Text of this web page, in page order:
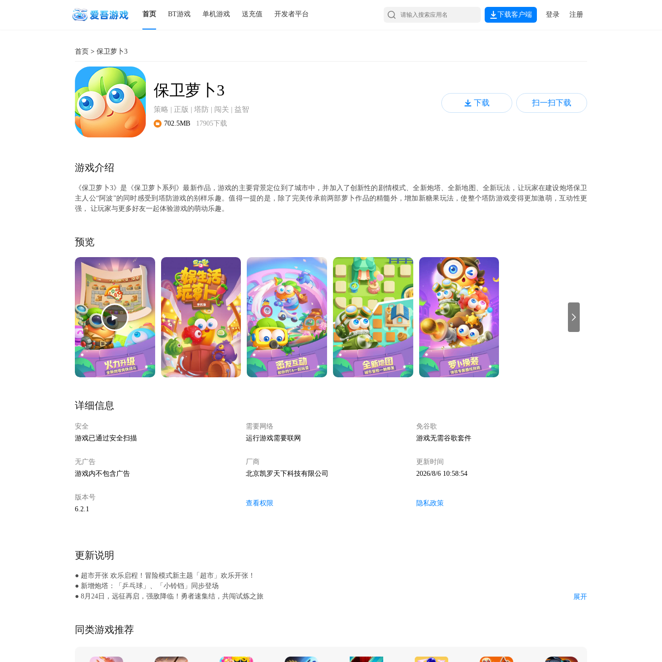
首页 BT游戏 单机游戏 送充值 开发者平台 下载客户端 登录 注册
首页 > 保卫萝卜3
保卫萝卜3
策略 | 正版 | 塔防 | 闯关 | 益智
702.5MB 17905下载
下载 扫一扫下载
游戏介绍
《保卫萝卜3》是《保卫萝卜系列》最新作品，游戏的主要背景定位到了城市中，并加入了创新性的剧情模式、全新炮塔、全新地图、全新玩法，让玩家在建设炮塔保卫
主人公“阿波”的同时感受到塔防游戏的别样乐趣。值得一提的是，除了完美传承前两部萝卜作品的精髓外，增加新糖果玩法，使整个塔防游戏变得更加激萌，互动性更
强， 让玩家与更多好友一起体验游戏的萌动乐趣。
预览
详细信息
安全
游戏已通过安全扫描
需要网络
运行游戏需要联网
免谷歌
游戏无需谷歌套件
无广告
游戏内不包含广告
厂商
北京凯罗天下科技有限公司
更新时间
2026/8/6 10:58:54
版本号
6.2.1
查看权限 隐私政策
更新说明
● 超市开张 欢乐启程！冒险模式新主题「超市」欢乐开张！
● 新增炮塔：「乒乓球」、「小铃铛」同步登场
● 8月24日，远征再启，强敌降临！勇者速集结，共闯试炼之旅
● 限时活动「仙台武擂」新一期擂主等你挑战，8月3日英雄集结！！
展开
同类游戏推荐